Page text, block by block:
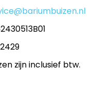
zijn inclusief btw.